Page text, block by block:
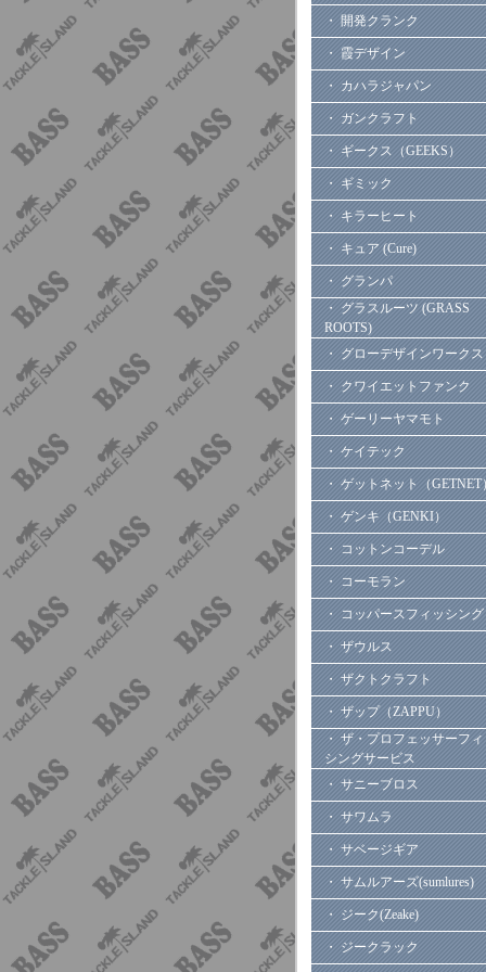
・ 開発クランク
・ 霞デザイン
・ カハラジャパン
・ ガンクラフト
・ ギークス（GEEKS）
・ ギミック
・ キラーヒート
・ キュア (Cure)
・ グランパ
・ グラスルーツ (GRASS
ROOTS)
・ グローデザインワークス
・ クワイエットファンク
・ ゲーリーヤマモト
・ ケイテック
・ ゲットネット（GETNET
・ ゲンキ（GENKI）
・ コットンコーデル
・ コーモラン
・ コッパースフィッシング
・ ザウルス
・ ザクトクラフト
・ ザップ（ZAPPU）
・ ザ・プロフェッサーフ
シングサービス
・ サニーブロス
・ サワムラ
・ サベージギア
・ サムルアーズ(sumlures)
・ ジーク(Zeake)
・ ジークラック